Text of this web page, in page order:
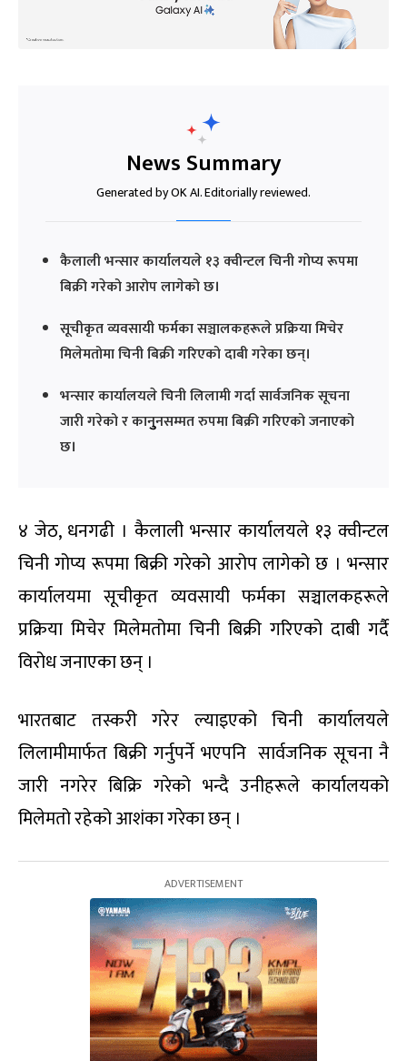
News Summary
Generated by OK AI. Editorially reviewed.
कैलाली भन्सार कार्यालयले १३ क्वीन्टल चिनी गोप्य रूपमा
बिक्री गरेको आरोप लागेको छ।
सूचीकृत व्यवसायी फर्मका सञ्चालकहरूले प्रक्रिया मिचेर
मिलेमतोमा चिनी बिक्री गरिएको दाबी गरेका छन्।
भन्सार कार्यालयले चिनी लिलामी गर्दा सार्वजनिक सूचना
जारी गरेको र कानुुनसम्मत रुपमा बिक्री गरिएको जनाएको
छ।
४ जेठ, धनगढी । कैलाली भन्सार कार्यालयले १३ क्वीन्टल
चिनी गोप्य रूपमा बिक्री गरेको आरोप लागेको छ । भन्सार
कार्यालयमा सूचीकृत व्यवसायी फर्मका सञ्चालकहरूले
प्रक्रिया मिचेर मिलेमतोमा चिनी बिक्री गरिएको दाबी गर्दै
विरोध जनाएका छन् ।
भारतबाट तस्करी गरेर ल्याइएको चिनी कार्यालयले
लिलामीमार्फत बिक्री गर्नुपर्ने भएपनि सार्वजनिक सूचना नै
जारी नगरेर बिक्रि गरेको भन्दै उनीहरूले कार्यालयको
मिलेमतो रहेको आशंका गरेका छन् ।